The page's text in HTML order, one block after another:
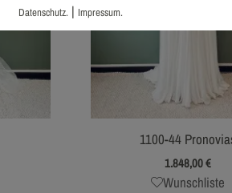
1100-44
1.848,00€
Wunschliste
Datenschutz. | Impressum.